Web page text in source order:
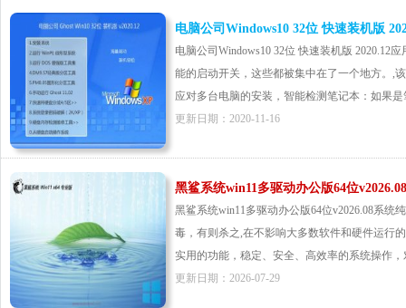
电脑公司Windows10 32位 快速装机版
电脑公司Windows10 32位 快速装机版 2020.12
能的启动开关，这些都被集中在了一个地方。,
应对多台电脑的安装，智能检测笔记本：如果
更新日期：2020-11-16
黑鲨系统win11多驱动办公版64位v2026.08
黑鲨系统win11多驱动办公版64位v2026.08系统
毒，有则杀之,在不影响大多数软件和硬件运行
实用的功能，稳定、安全、高效率的系统操作
更新日期：2026-07-29